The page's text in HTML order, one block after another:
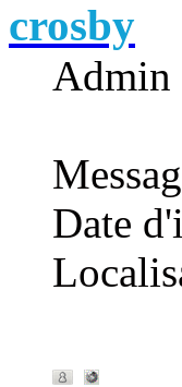
crosby
Admin
Date